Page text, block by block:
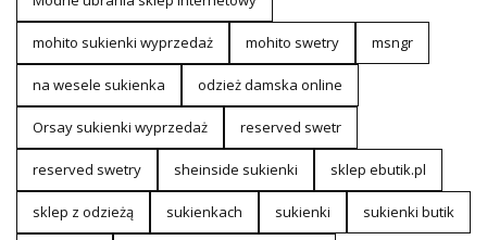
mohito sukienki wyprzedaż mohito swetry msngr
na wesele sukienka odzież damska online
Orsay sukienki wyprzedaż reserved swetr
reserved swetry sheinside sukienki sklep ebutik.pl
sklep z odzieżą sukienkach sukienki sukienki butik